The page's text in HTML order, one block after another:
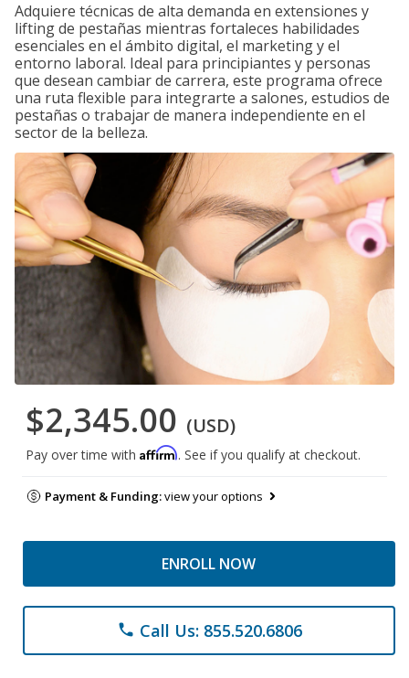
Adquiere técnicas de alta demanda en extensiones y
lifting de pestañas mientras fortaleces habilidades
esenciales en el ámbito digital, el marketing y el
entorno laboral. Ideal para principiantes y personas
que desean cambiar de carrera, este programa ofrece
una ruta flexible para integrarte a salones, estudios de
pestañas o trabajar de manera independiente en el
sector de la belleza.
$2,345.00 (USD)
Pay over time with Affirm. See if you qualify at checkout.
Payment & Funding:view your options
ENROLL NOW
phone Call Us: 855.520.6806